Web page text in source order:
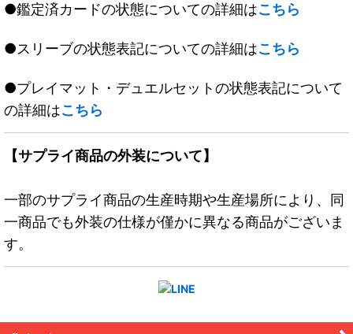
●鑑定済カードの状態についての詳細はこちら
●スリーブの状態表記についての詳細はこちら
●プレイマット・デュエルセットの状態表記について
の詳細はこちら
【サプライ商品の外装について】
一部のサプライ商品の生産時期や生産場所により、同
一商品でも外装の仕様が僅かに異なる商品がございま
す。